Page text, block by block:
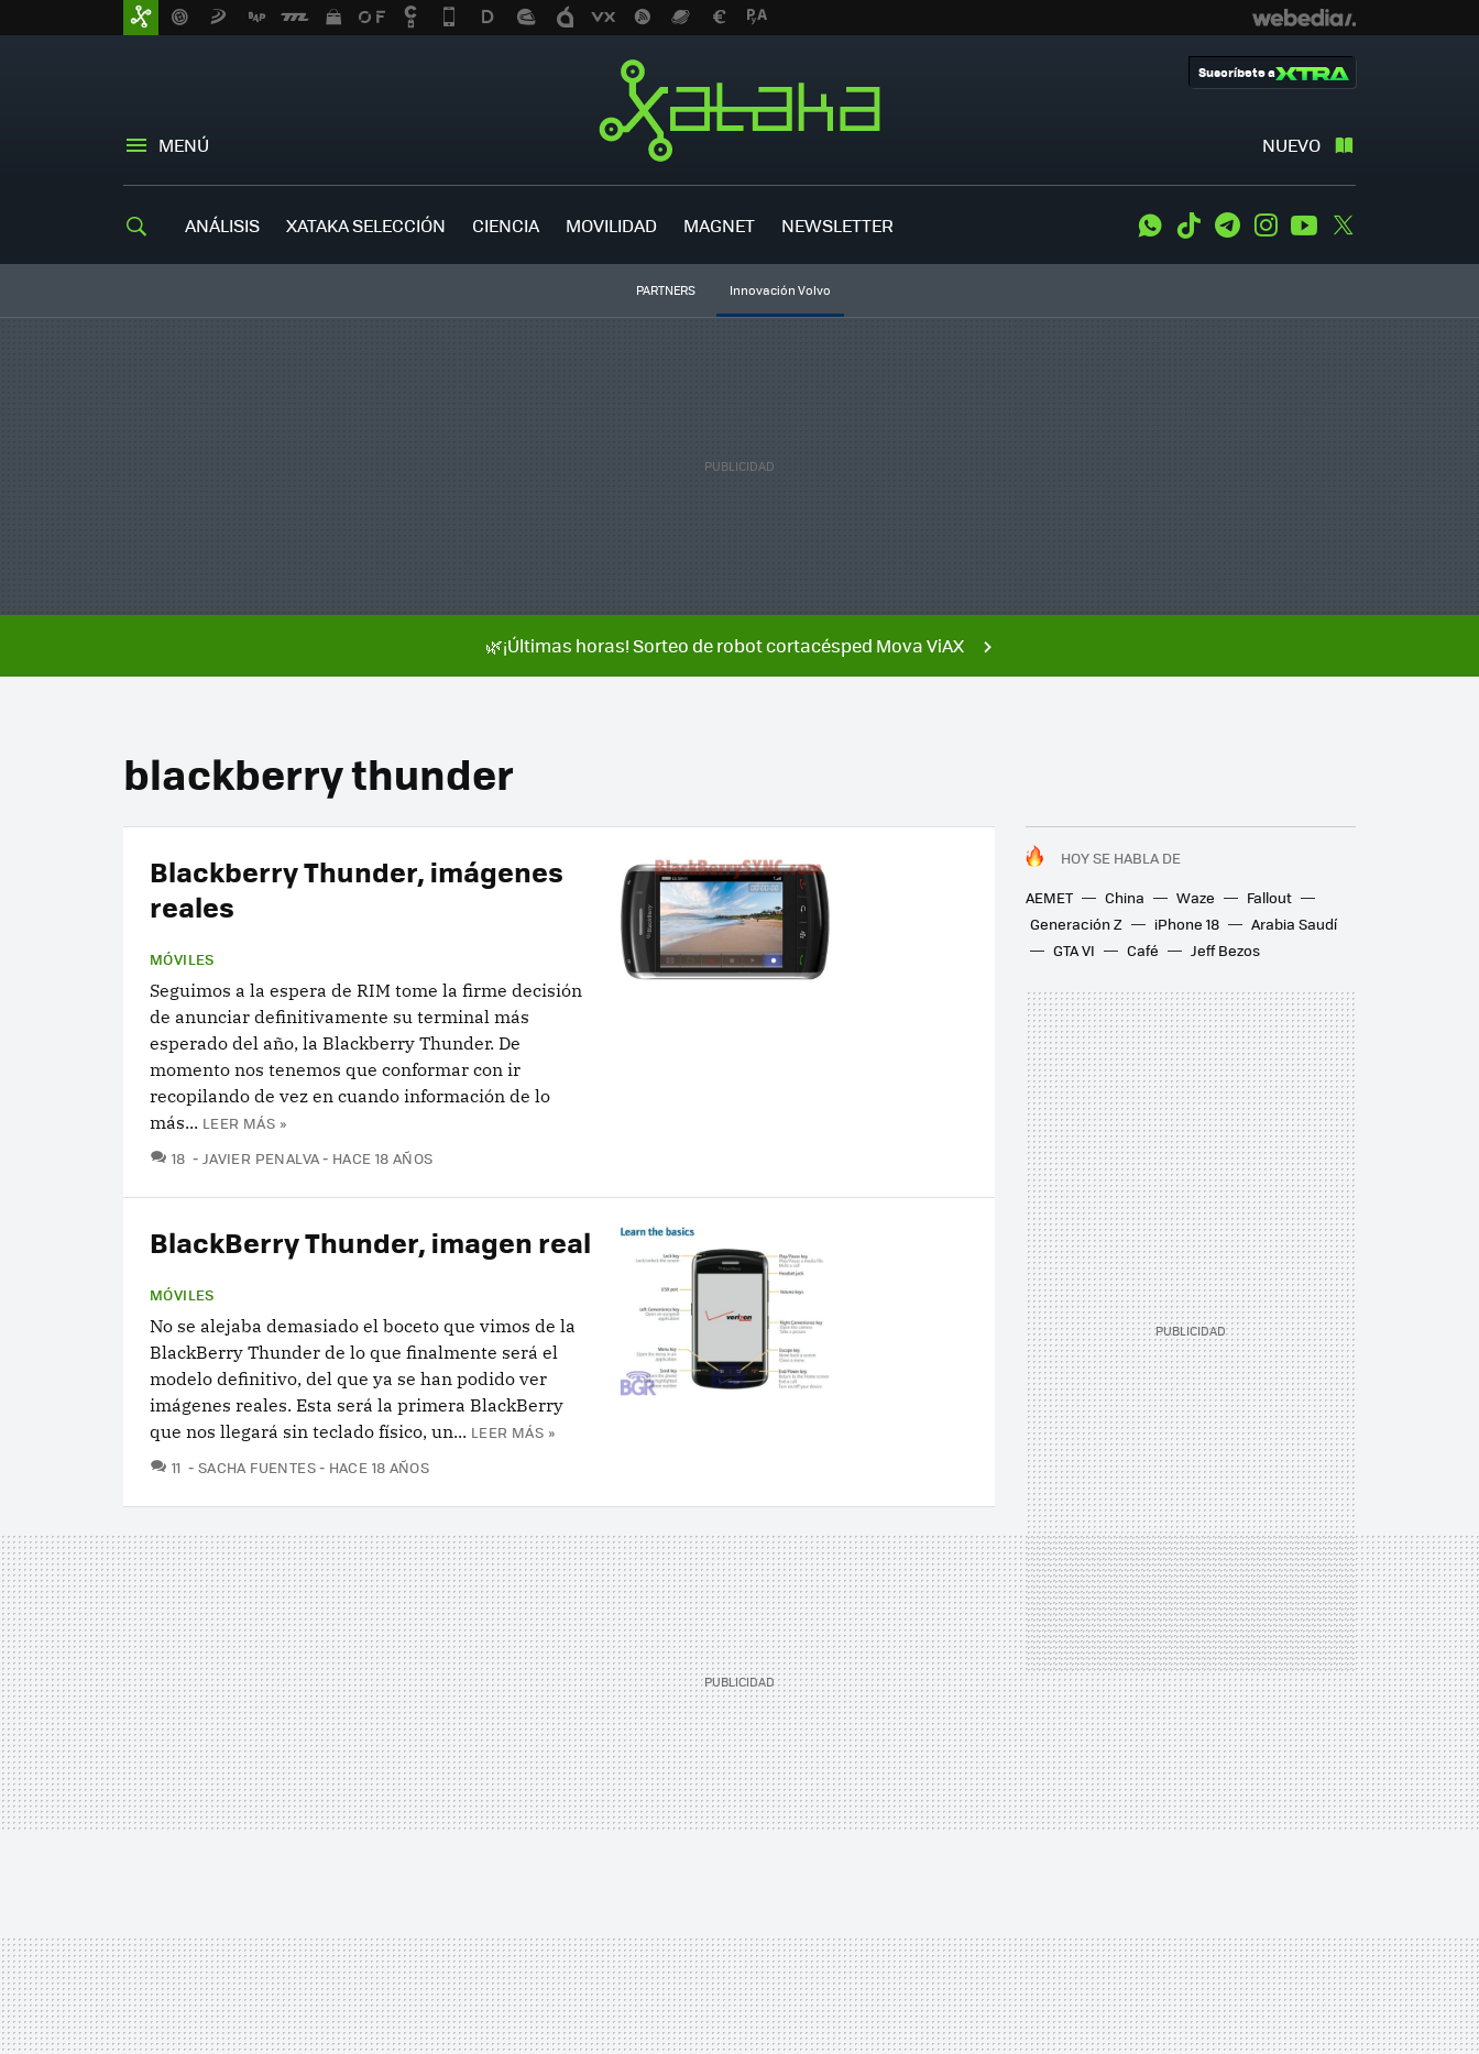
MENÚ NUEVO
Suscríbete a
ANÁLISIS XATAKA SELECCIÓN CIENCIA MOVILIDAD MAGNET NEWSLETTER WhatsApp
Tiktok TelegramInstagramYoutube
PARTNERS Innovación Volvo
🌿¡Últimas horas! Sorteo de robot cortacésped Mova ViAX
blackberry thunder
HOY SE HABLA DE
AEMET
China Waze
Fallout
Generación Z
iPhone 18
Arabia Saudí
GTA VI
Café Jeff Bezos
Blackberry Thunder, imágenes
reales
MÓVILES
Seguimos a la espera de RIM tome la firme decisión
de anunciar definitivamente su terminal más
esperado del año, la Blackberry Thunder. De
momento nos tenemos que conformar con ir
recopilando de vez en cuando información de lo
más... LEER MÁS »
18 COMENTARIOS
JAVIER PENALVA HACE 18 AÑOS
BlackBerry Thunder, imagen real
MÓVILES
No se alejaba demasiado el boceto que vimos de la
BlackBerry Thunder de lo que finalmente será el
modelo definitivo, del que ya se han podido ver
imágenes reales. Esta será la primera BlackBerry
que nos llegará sin teclado físico, un... LEER MÁS »
11 COMENTARIOS
SACHA FUENTES HACE 18 AÑOS